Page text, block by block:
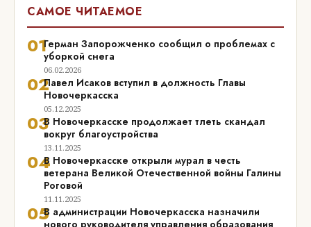
САМОЕ ЧИТАЕМОЕ
01Герман Запорожченко сообщил о проблемах с
уборкой снега
06.02.2026
02Павел Исаков вступил в должность Главы
Новочеркасска
05.12.2025
03В Новочеркасске продолжает тлеть скандал
вокруг благоустройства
13.11.2025
04В Новочеркасске открыли мурал в честь
ветерана Великой Отечественной войны Галины
Роговой
11.11.2025
05В администрации Новочеркасска назначили
нового руководителя управления образования